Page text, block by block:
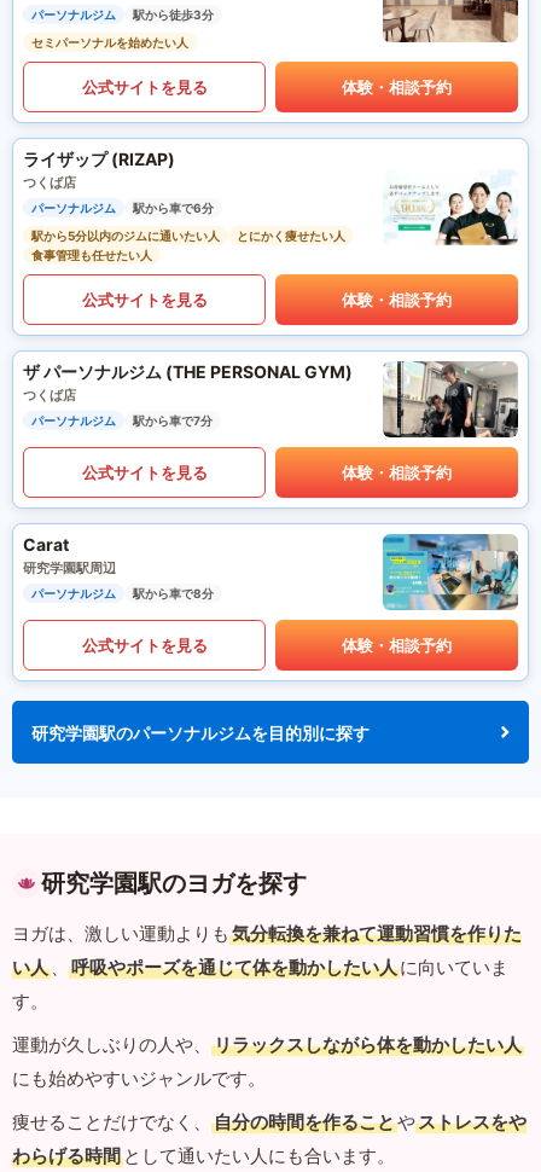
パーソナルジム
駅から徒歩3分
セミパーソナルを始めたい人
公式サイトを見る 体験・相談予約
ライザップ (RIZAP)
つくば店
パーソナルジム
駅から車で6分
駅から5分以内のジムに通いたい人
とにかく痩せたい人
食事管理も任せたい人
公式サイトを見る 体験・相談予約
ザ パーソナルジム (THE PERSONAL GYM)
つくば店
パーソナルジム 駅から車で7分
公式サイトを見る 体験・相談予約
Carat
研究学園駅周辺
パーソナルジム 駅から車で8分
公式サイトを見る 体験・相談予約
研究学園駅のパーソナルジムを目的別に探す
研究学園駅のヨガを探す
ヨガは、激しい運動よりも 気分転換を兼ねて運動習慣を作りた
い人 、 呼吸やポーズを通じて体を動かしたい人に向いていま
す。
運動が久しぶりの人や、
リラックスしながら体を動かしたい人
にも始めやすいジャンルです。
痩せることだけでなく、
自分の時間を作ることやストレスをや
わらげる時間 として通いたい人にも合います。